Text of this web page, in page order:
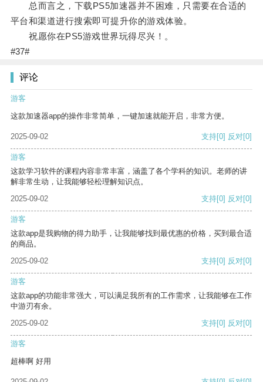
总而言之，下载PS5加速器并不困难，只需要在合适的
平台和渠道进行搜索即可提升你的游戏体验。
祝愿你在PS5游戏世界玩得尽兴！。
#37#
评论
游客
这款加速器app的操作非常简单，一键加速就能开启，非常方便。
2025-09-02 支持[0] 反对[0]
游客
这款学习软件的课程内容非常丰富，涵盖了各个学科的知识。老师的讲
解非常生动，让我能够轻松理解知识点。
2025-09-02
支持[0] 反对[0]
游客
这款app是我购物的得力助手，让我能够找到最优惠的价格，买到最合适
的商品。
2025-09-02
支持[0] 反对[0]
游客
这款app的功能非常强大，可以满足我所有的工作需求，让我能够在工作
中游刃有余。
2025-09-02
支持[0] 反对[0]
游客
超棒啊 好用